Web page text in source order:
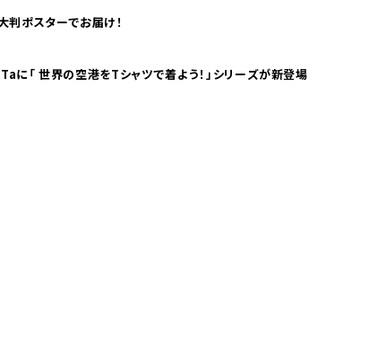
ポスターでお届け！
夏は空港コードTシャツで海外旅行気分！ pTaに「 世界の空港をTシャツで着よう！」シリーズが新登場